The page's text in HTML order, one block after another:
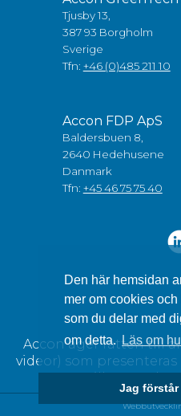
Den här hemsidan
mer om cookies
som du delar med
om detta.Läs om
Jag
Tjusby 13,
387 93 Borgholm
Sverige
Tfn: +46 (0)485 211 10
Accon FDP ApS
Baldersbuen 8,
2640 Hedehusene
Danmark
Tfn: +45 46 75 75 40
Accon äger rätten till
videor) som